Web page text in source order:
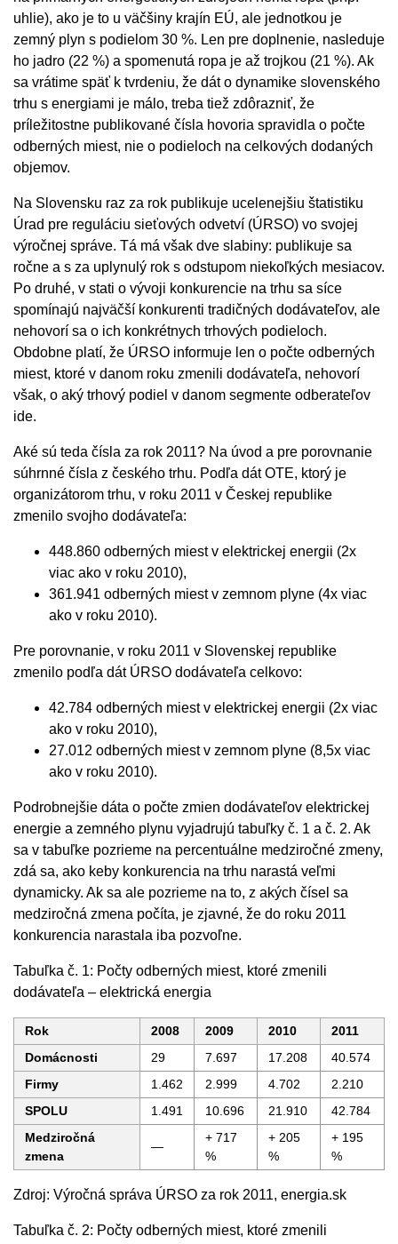
uhlie), ako je to u väčšiny krajín EÚ, ale jednotkou je
zemný plyn s podielom 30 %. Len pre doplnenie, nasleduje
ho jadro (22 %) a spomenutá ropa je až trojkou (21 %). Ak
sa vrátime späť k tvrdeniu, že dát o dynamike slovenského
trhu s energiami je málo, treba tiež zdôrazniť, že
príležitostne publikované čísla hovoria spravidla o počte
odberných miest, nie o podieloch na celkových dodaných
objemov.
Na Slovensku raz za rok publikuje ucelenejšiu štatistiku
Úrad pre reguláciu sieťových odvetví (ÚRSO) vo svojej
výročnej správe. Tá má však dve slabiny: publikuje sa
ročne a s za uplynulý rok s odstupom niekoľkých mesiacov.
Po druhé, v stati o vývoji konkurencie na trhu sa síce
spomínajú najväčší konkurenti tradičných dodávateľov, ale
nehovorí sa o ich konkrétnych trhových podieloch.
Obdobne platí, že ÚRSO informuje len o počte odberných
miest, ktoré v danom roku zmenili dodávateľa, nehovorí
však, o aký trhový podiel v danom segmente odberateľov
ide.
Aké sú teda čísla za rok 2011? Na úvod a pre porovnanie
súhrnné čísla z českého trhu. Podľa dát OTE, ktorý je
organizátorom trhu, v roku 2011 v Českej republike
zmenilo svojho dodávateľa:
448.860 odberných miest v elektrickej energii (2x
viac ako v roku 2010),
361.941 odberných miest v zemnom plyne (4x viac
ako v roku 2010).
Pre porovnanie, v roku 2011 v Slovenskej republike
zmenilo podľa dát ÚRSO dodávateľa celkovo:
42.784 odberných miest v elektrickej energii (2x viac
ako v roku 2010),
27.012 odberných miest v zemnom plyne (8,5x viac
ako v roku 2010).
Podrobnejšie dáta o počte zmien dodávateľov elektrickej
energie a zemného plynu vyjadrujú tabuľky č. 1 a č. 2. Ak
sa v tabuľke pozrieme na percentuálne medziročné zmeny,
zdá sa, ako keby konkurencia na trhu narastá veľmi
dynamicky. Ak sa ale pozrieme na to, z akých čísel sa
medziročná zmena počíta, je zjavné, že do roku 2011
konkurencia narastala iba pozvoľne.
Tabuľka č. 1: Počty odberných miest, ktoré zmenili
dodávateľa – elektrická energia
Rok 2008 2009 2010
2011
Domácnosti
29 7.697 17.208
40.574
Firmy
1.462 2.999 4.702
2.210
SPOLU
1.491 10.696 21.910
42.784
Medziročná
zmena
—
+ 717
%
+ 205
%
+ 195
%
Zdroj: Výročná správa ÚRSO za rok 2011, energia.sk
Tabuľka č. 2: Počty odberných miest, ktoré zmenili